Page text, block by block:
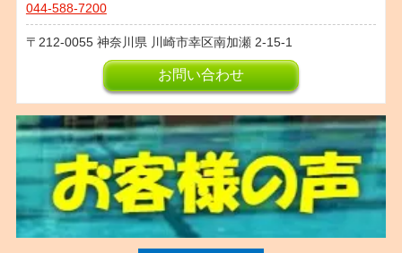
044-588-7200
212-0055 神奈川県 川崎市幸区南加瀬 2-15-1
お問い合わせ